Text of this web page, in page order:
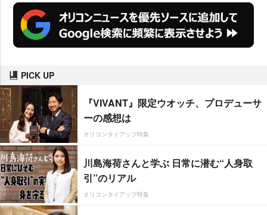
PICK UP
『VIVANT』限定ウオッチ、プロデューサ
ーの感想は
オリコンタイアップ特集
川島海荷さんと学ぶ 日常に潜む“人身取
引”のリアル
オリコンタイアップ特集